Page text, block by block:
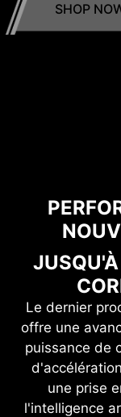
SHOP
Le dernier
offre une
puissance de
une prise
l'intelligence